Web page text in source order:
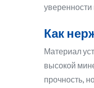
уверенности
Как
Материал
высокой
прочность,